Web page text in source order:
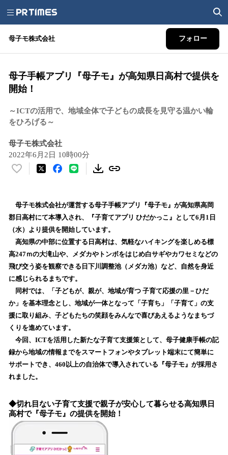
母子モ株式会社 フォロー
母子手帳アプリ『母子モ』が高知県日高村で提供を
開始！
～ICTの活用で、地域全体で子どもの成長を見守る温かい輪
をひろげる～
母子モ株式会社
2022年6月2日 10時00分
い
！
数
を
読
込
み
中
で
す
母子モ株式会社が運営する母子手帳アプリ『母子モ』が高知県高岡
郡日高村にて本導入され、『子育てアプリ ひだかっこ』として6月1日
（水）より提供を開始しています。
高知県の中部に位置する日高村は、気軽なハイキングを楽しめる標
高247ｍの大滝山や、メダカやトンボをはじめ白サギやカワセミなどの
飛び交う姿を観察できる日下川調整池（メダカ池）など、自然を身近
に感じられるまちです。
同村では、「子どもが、親が、地域が育つ 子育て応援の里－ひだ
か」を基本理念とし、地域が一体となって「子育ち」「子育て」の支
援に取り組み、子どもたちの笑顔をみんなで喜びあえるようなまちづ
くりを進めています。
今回、ICTを活用した新たな子育て支援策として、母子健康手帳の記
録から地域の情報までをスマートフォンやタブレット端末にて簡単に
サポートでき、460以上の自治体で導入されている『母子モ』が採用さ
れました。
◆切れ目ない子育て支援で親子が安心して暮らせる高知県日
高村で『母子モ』の提供を開始！